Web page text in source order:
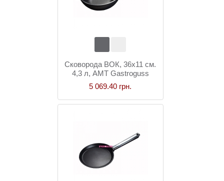
Сковорода ВОК, 36x11 см.
4,3 л, AMT Gastroguss
5 069.40 грн.